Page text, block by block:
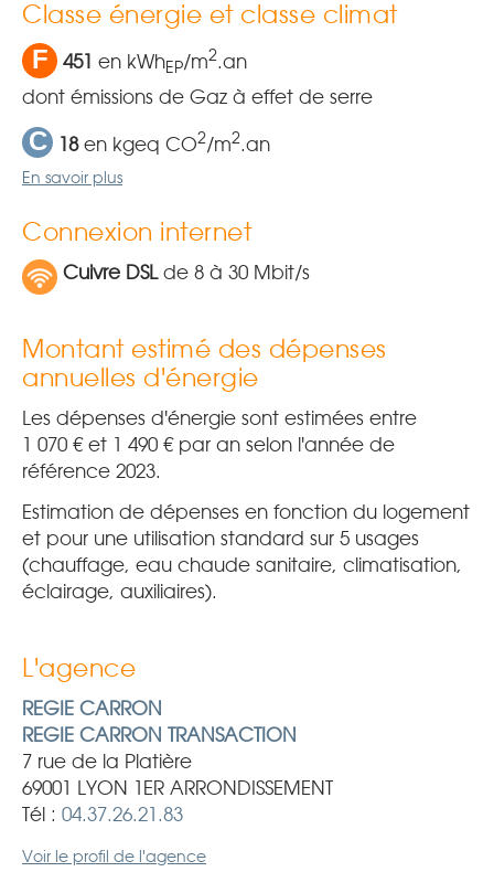
Classe énergie et classe climat
F 451 en kWhEP/m2.an
dont émissions de Gaz à effet de serre
C 18en kgeq CO2/m2.an
En savoir plus
Connexion internet
Cuivre DSLde 8 à 30 Mbit/s
Montant estimé des dépenses
annuelles d'énergie
Les dépenses d'énergie sont estimées entre
1 070 € et 1 490 € par an selon l'année de
référence 2023.
Estimation de dépenses en fonction du logement
et pour une utilisation standard sur 5 usages
(chauffage, eau chaude sanitaire, climatisation,
éclairage, auxiliaires).
L'agence
REGIE CARRON
REGIE CARRON TRANSACTION
7 rue de la Platière
69001 LYON 1ER ARRONDISSEMENT
Tél : 04.37.26.21.83
Voir le profil de l'agence